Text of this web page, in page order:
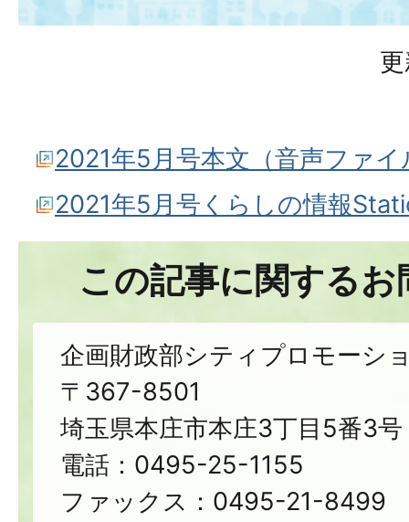
2021年5月号本文（音声ファイ
2021年5月号くらしの情報
この記事に関する
企画財政部シティプロモーシ
〒367-8501
埼玉県本庄市本庄3丁目5番3号
電話：0495-25-1155
ファックス：0495-21-8499